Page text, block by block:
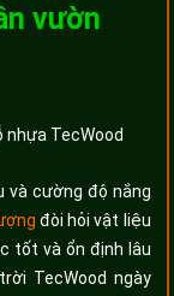
vườn
nhựa TecWood
và cường độ nắng
đòi hỏi vật liệu
tốt và ổn định lâu
TecWood ngày